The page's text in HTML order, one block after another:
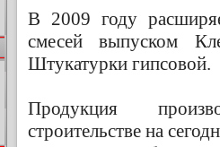
В 2009 году
смесей выпуском
Штукатурки гипсовой.
Продукция
строительстве на